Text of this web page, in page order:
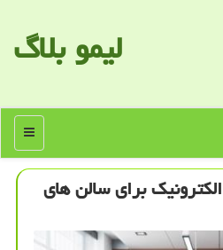
لیمو بلاگ
منو
برای سالن های